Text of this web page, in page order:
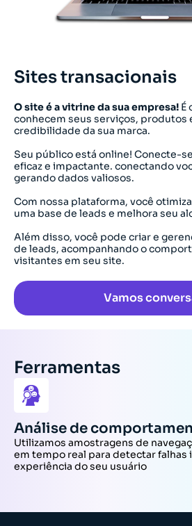
Sites transacionais
O site é a vitrine da sua empresa! É
conhecem seus serviços, produtos
credibilidade da sua marca.
Seu público está online! Conecte-
eficaz e impactante. conectando
gerando dados valiosos.
Com nossa plataforma, você
uma base de leads e melhora seu
Além disso, você pode criar e
de leads, acompanhando o
visitantes em seu site.
Vamos
Ferramentas
Análise de
Utilizamos amostragens de
em tempo real para detectar falhas
experiência do seu usuário